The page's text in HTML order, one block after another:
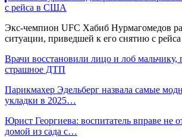
с рейса в США
Экс-чемпион UFC Хабиб Нурмагомедов
ситуации, приведшей к его снятию с
Врачи восстановили лицо и лоб
страшное ДТП
Парикмахер Эдельберг назвала самые
укладки в 2025…
Юрист Георгиева: воспитатель вправе не
домой из сада с…